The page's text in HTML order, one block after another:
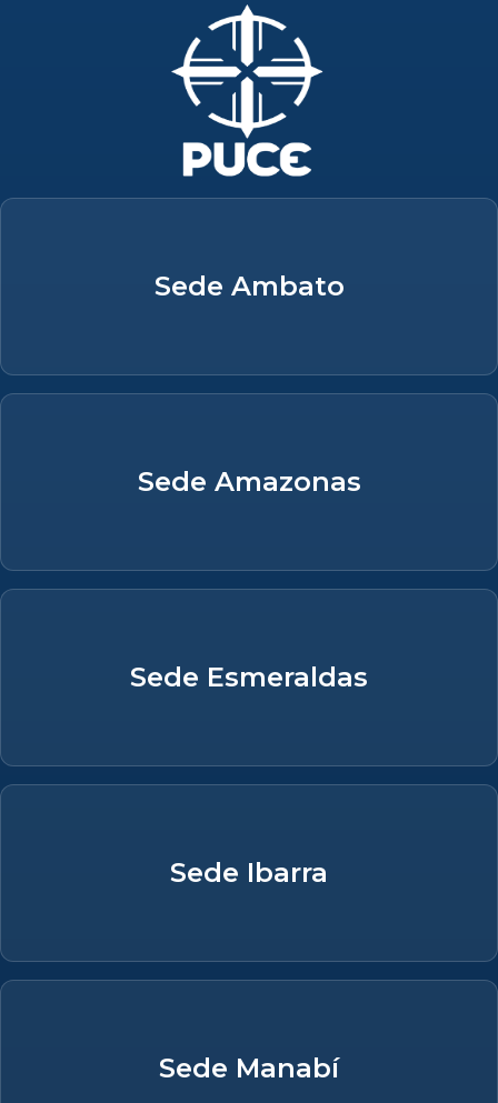
Sede Ambato
Sede Amazonas
Sede Esmeraldas
Sede Ibarra
Sede Manabí